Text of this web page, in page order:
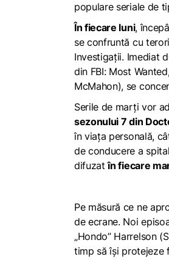
populare seriale de
În fiecare luni,
se confruntă cu
Investigații. Imediat
din FBI: Most Wanted
McMahon), se
Serile de marți vor
sezonului 7 din
în viața personală,
de conducere a
difuzatîn fiecare
Pe măsură ce ne
de ecrane. Noi
„Hondo” Harrelson
timp să își protejeze